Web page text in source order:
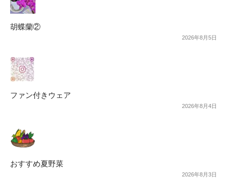
胡蝶蘭②
2026年8月5日
ファン付きウェア
2026年8月4日
おすすめ夏野菜
2026年8月3日